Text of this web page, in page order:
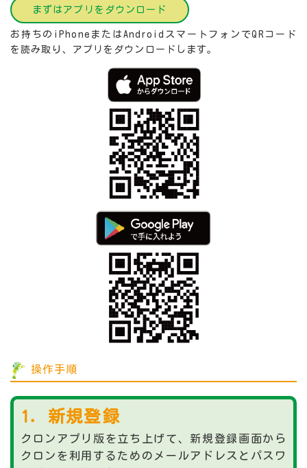
まずはアプリをダウンロード
お持ちのiPhoneまたはAndroidスマートフォンでQRコード
を読み取り、アプリをダウンロードします。
操作手順
1．新規登録
クロンアプリ版を立ち上げて、新規登録画面から
クロンを利用するためのメールアドレスとパスワ